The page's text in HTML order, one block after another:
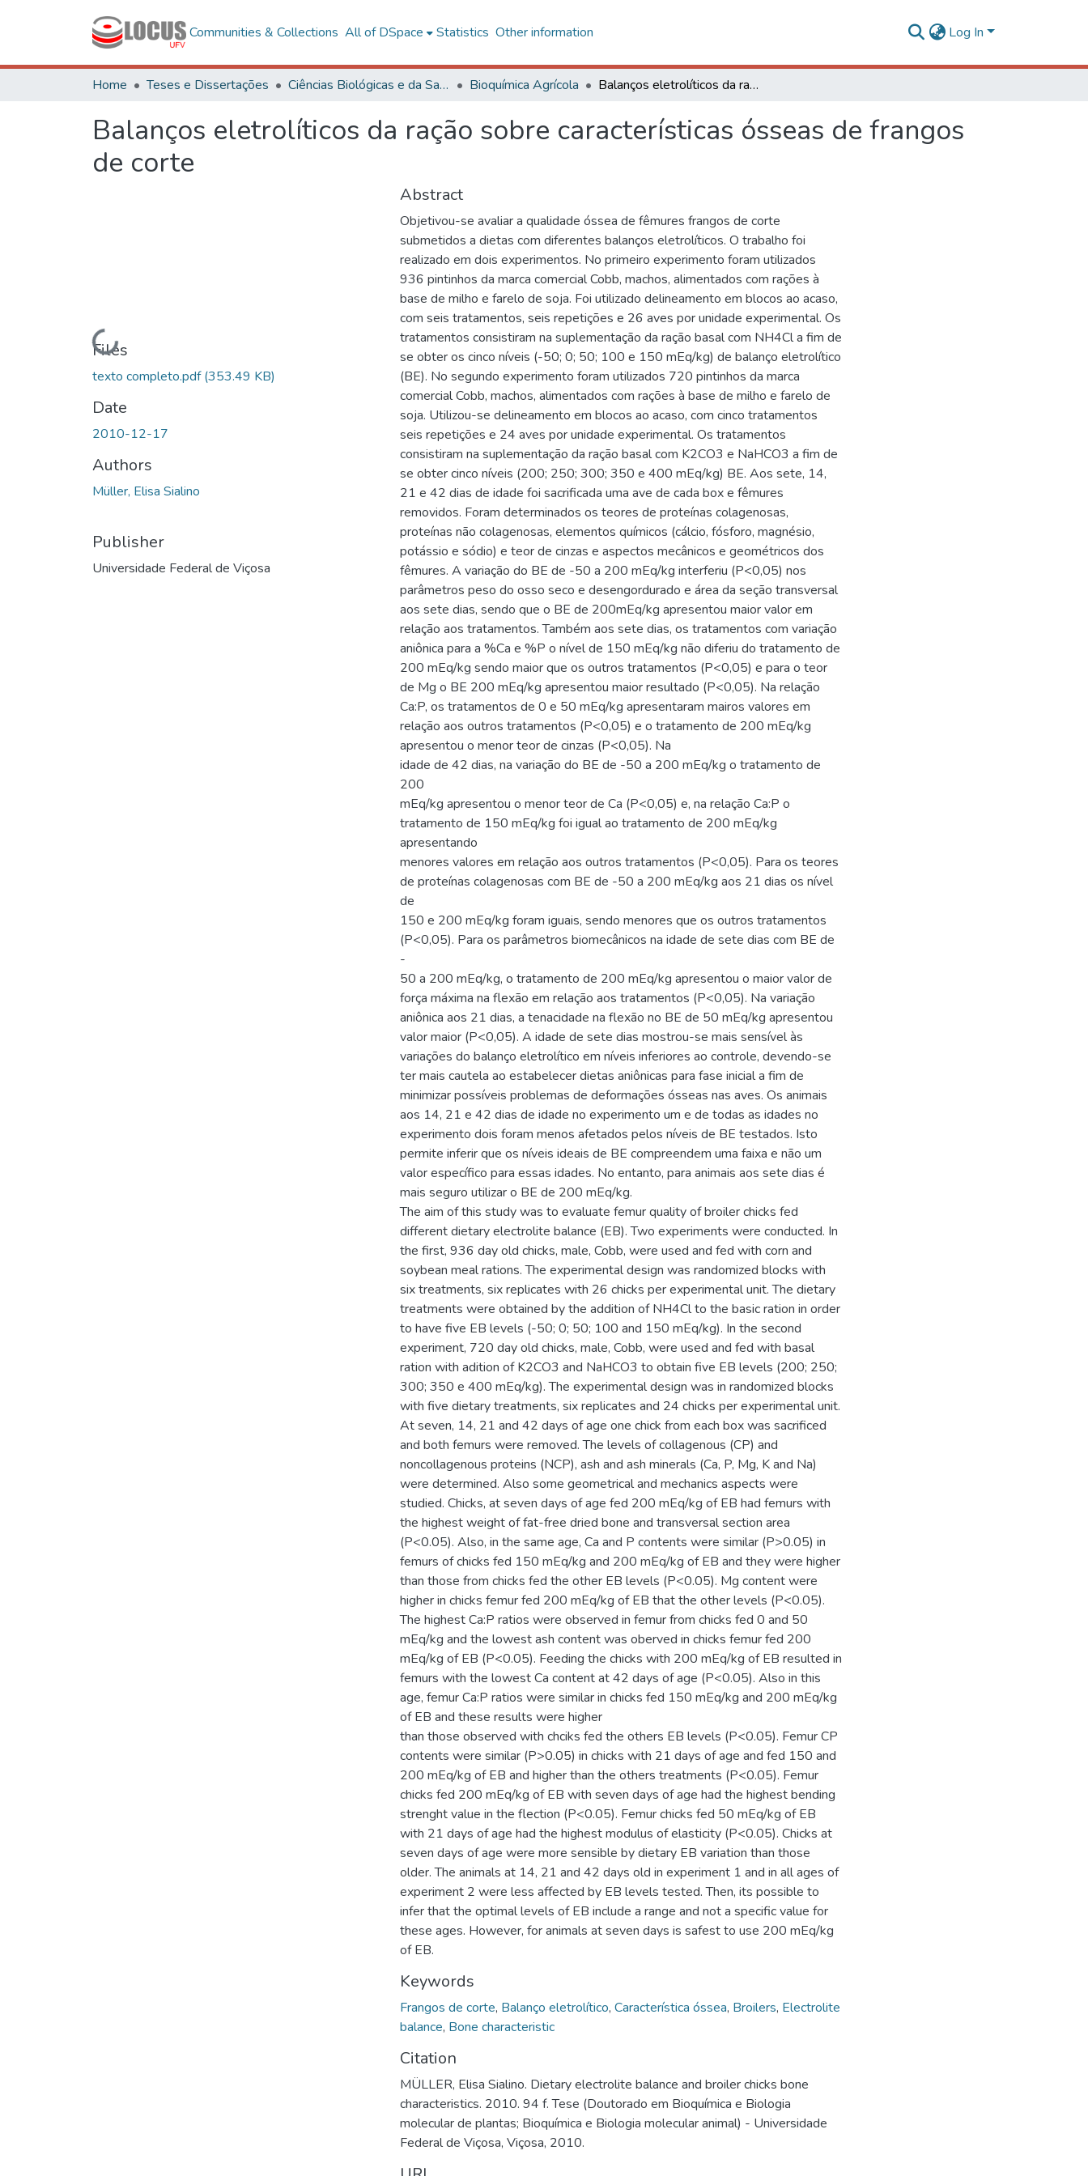
Communities & Collections All of DSpace Statistics Other information Log In
Home Teses e Dissertações Ciências Biológicas e da Saúde Bioquímica Agrícola Balanços eletrolíticos da ração sobre características ósseas de frangos de corte
Balanços eletrolíticos da ração sobre características ósseas de frangos
de corte
Loading...
Files
texto completo.pdf(353.49 KB)
Date
2010-12-17
Authors
Müller, Elisa Sialino
Publisher
Universidade Federal de Viçosa
Abstract
Objetivou-se avaliar a qualidade óssea de fêmures frangos de corte
submetidos a dietas com diferentes balanços eletrolíticos. O trabalho foi
realizado em dois experimentos. No primeiro experimento foram utilizados
936 pintinhos da marca comercial Cobb, machos, alimentados com rações à
base de milho e farelo de soja. Foi utilizado delineamento em blocos ao acaso,
com seis tratamentos, seis repetições e 26 aves por unidade experimental. Os
tratamentos consistiram na suplementação da ração basal com NH4Cl a fim de
se obter os cinco níveis (-50; 0; 50; 100 e 150 mEq/kg) de balanço eletrolítico
(BE). No segundo experimento foram utilizados 720 pintinhos da marca
comercial Cobb, machos, alimentados com rações à base de milho e farelo de
soja. Utilizou-se delineamento em blocos ao acaso, com cinco tratamentos
seis repetições e 24 aves por unidade experimental. Os tratamentos
consistiram na suplementação da ração basal com K2CO3 e NaHCO3 a fim de
se obter cinco níveis (200; 250; 300; 350 e 400 mEq/kg) BE. Aos sete, 14,
21 e 42 dias de idade foi sacrificada uma ave de cada box e fêmures
removidos. Foram determinados os teores de proteínas colagenosas,
proteínas não colagenosas, elementos químicos (cálcio, fósforo, magnésio,
potássio e sódio) e teor de cinzas e aspectos mecânicos e geométricos dos
fêmures. A variação do BE de -50 a 200 mEq/kg interferiu (P<0,05) nos
parâmetros peso do osso seco e desengordurado e área da seção transversal
aos sete dias, sendo que o BE de 200mEq/kg apresentou maior valor em
relação aos tratamentos. Também aos sete dias, os tratamentos com variação
aniônica para a %Ca e %P o nível de 150 mEq/kg não diferiu do tratamento de
200 mEq/kg sendo maior que os outros tratamentos (P<0,05) e para o teor
de Mg o BE 200 mEq/kg apresentou maior resultado (P<0,05). Na relação
Ca:P, os tratamentos de 0 e 50 mEq/kg apresentaram mairos valores em
relação aos outros tratamentos (P<0,05) e o tratamento de 200 mEq/kg
apresentou o menor teor de cinzas (P<0,05). Na
idade de 42 dias, na variação do BE de -50 a 200 mEq/kg o tratamento de
200
mEq/kg apresentou o menor teor de Ca (P<0,05) e, na relação Ca:P o
tratamento de 150 mEq/kg foi igual ao tratamento de 200 mEq/kg
apresentando
menores valores em relação aos outros tratamentos (P<0,05). Para os teores
de proteínas colagenosas com BE de -50 a 200 mEq/kg aos 21 dias os nível
de
150 e 200 mEq/kg foram iguais, sendo menores que os outros tratamentos
(P<0,05). Para os parâmetros biomecânicos na idade de sete dias com BE de
-
50 a 200 mEq/kg, o tratamento de 200 mEq/kg apresentou o maior valor de
força máxima na flexão em relação aos tratamentos (P<0,05). Na variação
aniônica aos 21 dias, a tenacidade na flexão no BE de 50 mEq/kg apresentou
valor maior (P<0,05). A idade de sete dias mostrou-se mais sensível às
variações do balanço eletrolítico em níveis inferiores ao controle, devendo-se
ter mais cautela ao estabelecer dietas aniônicas para fase inicial a fim de
minimizar possíveis problemas de deformações ósseas nas aves. Os animais
aos 14, 21 e 42 dias de idade no experimento um e de todas as idades no
experimento dois foram menos afetados pelos níveis de BE testados. Isto
permite inferir que os níveis ideais de BE compreendem uma faixa e não um
valor específico para essas idades. No entanto, para animais aos sete dias é
mais seguro utilizar o BE de 200 mEq/kg.
The aim of this study was to evaluate femur quality of broiler chicks fed
different dietary electrolite balance (EB). Two experiments were conducted. In
the first, 936 day old chicks, male, Cobb, were used and fed with corn and
soybean meal rations. The experimental design was randomized blocks with
six treatments, six replicates with 26 chicks per experimental unit. The dietary
treatments were obtained by the addition of NH4Cl to the basic ration in order
to have five EB levels (-50; 0; 50; 100 and 150 mEq/kg). In the second
experiment, 720 day old chicks, male, Cobb, were used and fed with basal
ration with adition of K2CO3 and NaHCO3 to obtain five EB levels (200; 250;
300; 350 e 400 mEq/kg). The experimental design was in randomized blocks
with five dietary treatments, six replicates and 24 chicks per experimental unit.
At seven, 14, 21 and 42 days of age one chick from each box was sacrificed
and both femurs were removed. The levels of collagenous (CP) and
noncollagenous proteins (NCP), ash and ash minerals (Ca, P, Mg, K and Na)
were determined. Also some geometrical and mechanics aspects were
studied. Chicks, at seven days of age fed 200 mEq/kg of EB had femurs with
the highest weight of fat-free dried bone and transversal section area
(P<0.05). Also, in the same age, Ca and P contents were similar (P>0.05) in
femurs of chicks fed 150 mEq/kg and 200 mEq/kg of EB and they were higher
than those from chicks fed the other EB levels (P<0.05). Mg content were
higher in chicks femur fed 200 mEq/kg of EB that the other levels (P<0.05).
The highest Ca:P ratios were observed in femur from chicks fed 0 and 50
mEq/kg and the lowest ash content was oberved in chicks femur fed 200
mEq/kg of EB (P<0.05). Feeding the chicks with 200 mEq/kg of EB resulted in
femurs with the lowest Ca content at 42 days of age (P<0.05). Also in this
age, femur Ca:P ratios were similar in chicks fed 150 mEq/kg and 200 mEq/kg
of EB and these results were higher
than those observed with chciks fed the others EB levels (P<0.05). Femur CP
contents were similar (P>0.05) in chicks with 21 days of age and fed 150 and
200 mEq/kg of EB and higher than the others treatments (P<0.05). Femur
chicks fed 200 mEq/kg of EB with seven days of age had the highest bending
strenght value in the flection (P<0.05). Femur chicks fed 50 mEq/kg of EB
with 21 days of age had the highest modulus of elasticity (P<0.05). Chicks at
seven days of age were more sensible by dietary EB variation than those
older. The animals at 14, 21 and 42 days old in experiment 1 and in all ages of
experiment 2 were less affected by EB levels tested. Then, its possible to
infer that the optimal levels of EB include a range and not a specific value for
these ages. However, for animals at seven days is safest to use 200 mEq/kg
of EB.
Keywords
Frangos de corte, Balanço eletrolítico, Característica óssea, Broilers, Electrolite
balance, Bone characteristic
Citation
MÜLLER, Elisa Sialino. Dietary electrolite balance and broiler chicks bone
characteristics. 2010. 94 f. Tese (Doutorado em Bioquímica e Biologia
molecular de plantas; Bioquímica e Biologia molecular animal) - Universidade
Federal de Viçosa, Viçosa, 2010.